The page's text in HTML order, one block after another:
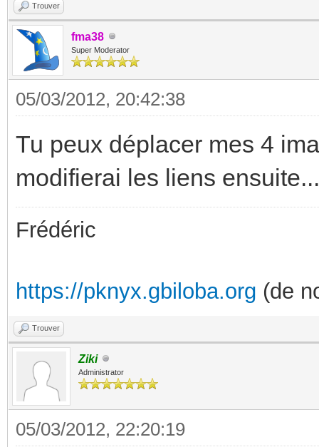
Trouver
fma38
Super Moderator
05/03/2012, 20:42:38
Tu peux déplacer mes 4
modifierai les liens ensuite...
Frédéric
https://pknyx.gbiloba.org (de
Trouver
Ziki
Administrator
05/03/2012, 22:20:19